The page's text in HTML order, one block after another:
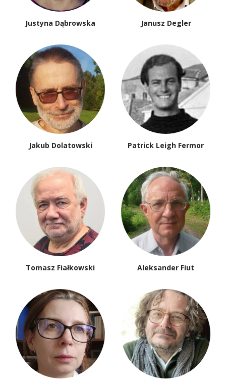
Justyna Dąbrowska Janusz Degler
Jakub Dolatowski Patrick Leigh Fermor
Tomasz Fiałkowski Aleksander Fiut